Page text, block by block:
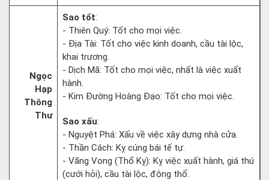
Ngọc
Hạp
Thông
Thư
Sao tốt:
- Thiên Quý: Tốt cho mọi việc.
- Địa Tài: Tốt cho việc kinh doanh, cầu tài lộc,
khai trương.
- Dịch Mã: Tốt cho mọi việc, nhất là việc xuất
hành.
- Kim Đường Hoàng Đạo: Tốt cho mọi việc.
Sao xấu:
- Nguyệt Phá: Xấu về việc xây dựng nhà cửa.
- Thần Cách: Kỵ cúng bái tế tự.
- Vãng Vong (Thổ Kỵ): Kỵ việc xuất hành, giá thú
(cưới hỏi), cầu tài lộc, động thổ.